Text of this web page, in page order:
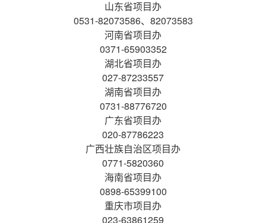
山东省项目办
0531-82073586、82073583
河南省项目办
0371-65903352
湖北省项目办
027-87233557
湖南省项目办
0731-88776720
广东省项目办
020-87786223
广西壮族自治区项目办
0771-5820360
海南省项目办
0898-65399100
重庆市项目办
023-63861259